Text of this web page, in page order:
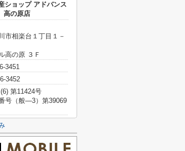
ショップ アドバンス
高の原店
市相楽台１丁目１－
高の原 ３Ｆ
3451
3452
第11424号
号（般―3）第39069